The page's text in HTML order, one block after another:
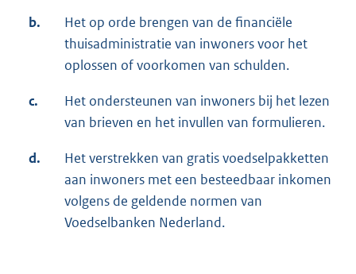
b.
Het op orde brengen van de financiële
thuisadministratie van inwoners voor het
oplossen of voorkomen van schulden.
c.
Het ondersteunen van inwoners bij het lezen
van brieven en het invullen van formulieren.
d.
Het verstrekken van gratis voedselpakketten
aan inwoners met een besteedbaar inkomen
volgens de geldende normen van
Voedselbanken Nederland.